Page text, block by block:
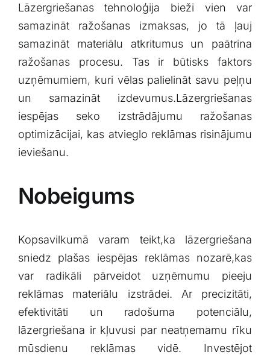
Lāzergriešanas tehnoloģija ​bieži vien ‌var
samazināt ⁣ražošanas ‌izmaksas, jo tā ļauj
samazināt⁢ materiālu atkritumus un paātrina
ražošanas procesu. Tas ⁤ir‍ būtisks faktors
uzņēmumiem, kuri vēlas palielināt savu⁤ peļņu
un samazināt izdevumus.Lāzergriešanas
⁣iespējas seko izstrādājumu ‍ražošanas⁣
optimizācijai, ⁤kas atvieglo reklāmas risinājumu
ieviešanu.
Nobeigums
Kopsavilkumā‍ varam⁣ teikt,ka lāzergriešana
sniedz⁤ plašas iespējas reklāmas‌ nozarē,kas
⁢var radikāli pārveidot⁤ uzņēmumu pieeju
reklāmas materiālu izstrādei. ‍Ar precizitāti,
efektivitāti ⁤un radošuma ⁤potenciālu,
lāzergriešana ir kļuvusi par neatņemamu ⁢rīku
mūsdienu reklāmas ‍vidē. Investējot⁢